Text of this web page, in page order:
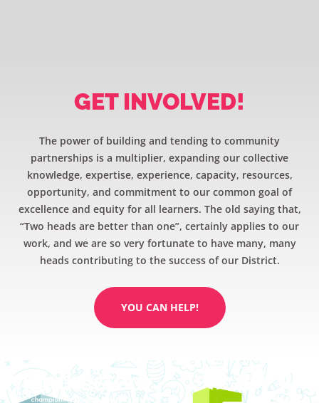
GET INVOLVED!
The power of building and tending to community
partnerships is a multiplier, expanding our collective
knowledge, expertise, experience, capacity, resources,
opportunity, and commitment to our common goal of
excellence and equity for all learners. The old saying that,
“Two heads are better than one”, certainly applies to our
work, and we are so very fortunate to have many, many
heads contributing to the success of our District.
YOU CAN HELP!